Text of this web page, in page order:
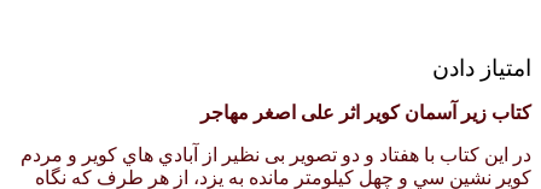
امتیاز دادن
کتاب زیر آسمان کویر اثر علی اصغر مهاجر
در این کتاب با هفتاد و دو تصویر بی نظير از آبادي هاي كوير و مردم
كوير نشين سي و چهل كيلومتر مانده به يزد، از هر طرف كه نگاه